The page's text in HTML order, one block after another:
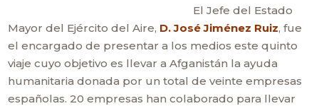
El Jefe del Estado
Mayor del Ejército del Aire, D.José Jiménez Ruiz, fue
el encargado de presentar a los medios este quinto
viaje cuyo objetivo es llevar a Afganistán la ayuda
humanitaria donada por un total de veinte empresas
españolas. 20 empresas han colaborado para llevar